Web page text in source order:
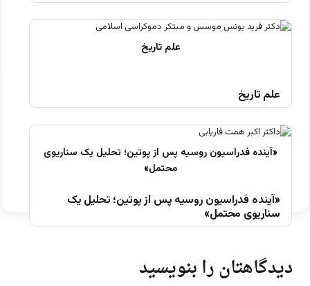
علم تاریخ
«آینده فدراسیون روسیه پس از پوتین؛ تحلیل یک
سناریوی محتمل»
دیدگاهتان را بنویسید